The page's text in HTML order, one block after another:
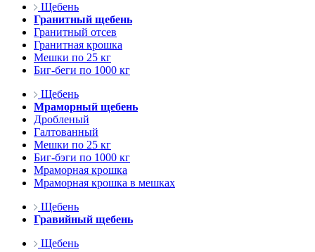
Щебень
Гранитный щебень
Гранитный отсев
Гранитная крошка
Мешки по 25 кг
Биг-беги по 1000 кг
Щебень
Мраморный щебень
Дробленый
Галтованный
Мешки по 25 кг
Биг-бэги по 1000 кг
Мраморная крошка
Мраморная крошка в мешках
Щебень
Гравийный щебень
Щебень